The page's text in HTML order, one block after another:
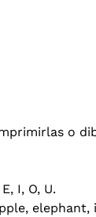
o
I, O, U.